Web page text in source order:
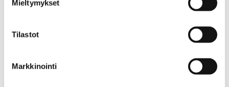
Mieltymykset
Tilastot
Markkinointi